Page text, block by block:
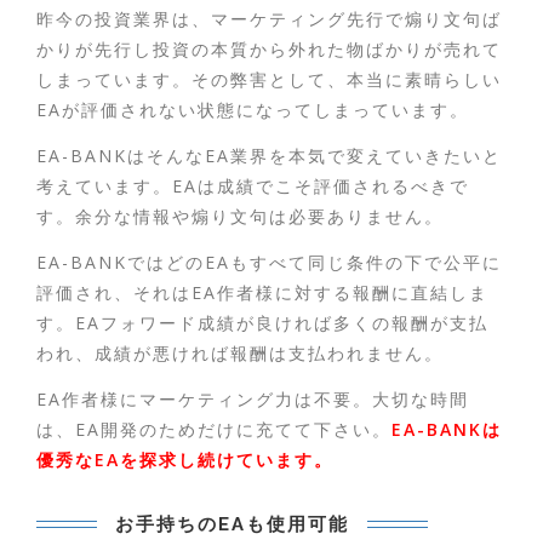
昨今の投資業界は、マーケティング先行で煽り文句ば
かりが先行し投資の本質から外れた物ばかりが売れて
しまっています。その弊害として、本当に素晴らしい
EAが評価されない状態になってしまっています。
EA-BANKはそんなEA業界を本気で変えていきたいと
考えています。EAは成績でこそ評価されるべきで
す。余分な情報や煽り文句は必要ありません。
EA-BANKではどのEAもすべて同じ条件の下で公平に
評価され、それはEA作者様に対する報酬に直結しま
す。EAフォワード成績が良ければ多くの報酬が支払
われ、成績が悪ければ報酬は支払われません。
EA作者様にマーケティング力は不要。大切な時間
は、EA開発のためだけに充てて下さい。 EA-BANKは
優秀なEAを探求し続けています。
お手持ちのEAも使用可能